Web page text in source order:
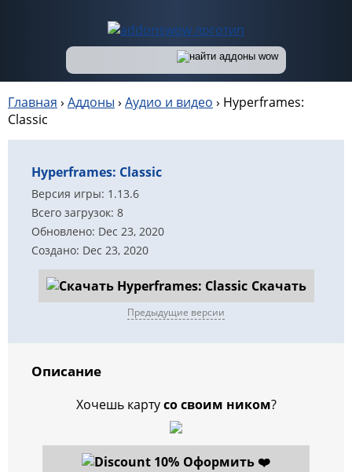
Главная › Аддоны › Аудио и видео › Hyperframes:
Classic
Hyperframes: Classic
Версия игры: 1.13.6
Всего загрузок: 8
Обновлено: Dec 23, 2020
Создано: Dec 23, 2020
Скачать
Предыдущие версии
Описание
Хочешь картусо своим ником?
Оформить ❤️